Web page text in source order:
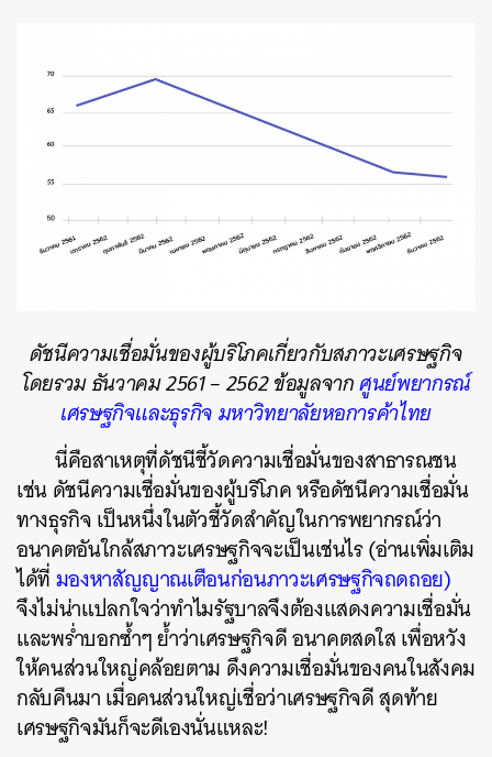
ดัชนีความเชื่อมั่นของผู้บริโภคเกี่ยวกับสภาวะเศรษฐกิจ
โดยรวม ธันวาคม 2561 – 2562 ข้อมูลจากศูนย์พยากรณ์
เศรษฐกิจและธุรกิจ มหาวิทยาลัยหอการค้าไทย
นี่คือสาเหตุที่ดัชนีชี้วัดความเชื่อมั่นของสาธารณชน
เช่น ดัชนีความเชื่อมั่นของผู้บริโภค หรือดัชนีความเชื่อมั่น
ทางธุรกิจ เป็นหนึ่งในตัวชี้วัดสำคัญในการพยากรณ์ว่า
อนาคตอันใกล้สภาวะเศรษฐกิจจะเป็นเช่นไร (อ่านเพิ่มเติม
ได้ที่มองหาสัญญาณเตือนก่อนภาวะเศรษฐกิจถดถอย)
จึงไม่น่าแปลกใจว่าทำไมรัฐบาลจึงต้องแสดงความเชื่อมั่น
และพร่ำบอกซ้ำๆ ย้ำว่าเศรษฐกิจดี อนาคตสดใส เพื่อหวัง
ให้คนส่วนใหญ่คล้อยตาม ดึงความเชื่อมั่นของคนในสังคม
กลับคืนมา เมื่อคนส่วนใหญ่เชื่อว่าเศรษฐกิจดี สุดท้าย
เศรษฐกิจมันก็จะดีเองนั่นแหละ!
ค้นหา